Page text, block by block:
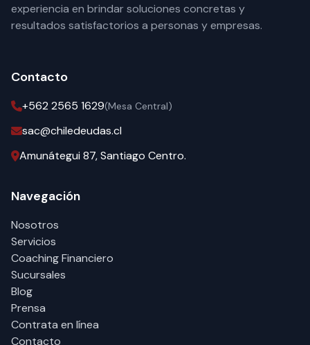
experiencia en brindar soluciones concretas y
resultados satisfactorios a personas y empresas.
Contacto
+562 2565 1629(Mesa Central)
sac@chiledeudas.cl
Amunátegui 87, Santiago Centro.
Navegación
Nosotros
Servicios
Coaching Financiero
Sucursales
Blog
Prensa
Contrata en línea
Contacto